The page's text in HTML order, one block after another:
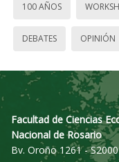
100 AÑOS
DEBATES OPINIÓN
Facultad de Ciencias
Nacional de Rosario
Bv. Oroño 1261 -